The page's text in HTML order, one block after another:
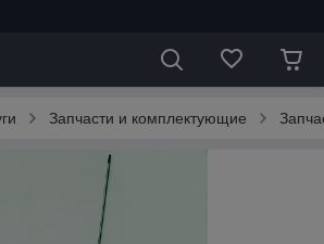
Запчасти и комплектующие